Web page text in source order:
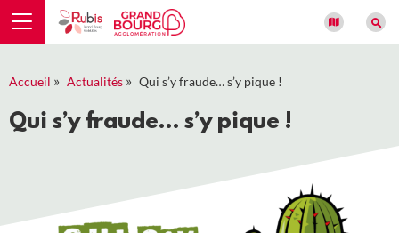
Accueil » Actualités » Qui s’y fraude… s’y pique !
Qui s’y fraude… s’y pique !
Panneau de gestion des cookies